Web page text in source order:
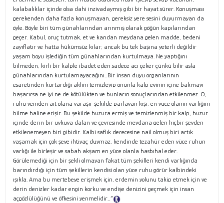
kalabalıklar içinde olsa dahi inzivadaymış gibi bir hayat sürer. Konuşması
gerekenden daha fazla konuşmayan, gereksiz yere sesini duyurmayan da
öyle. Böyle biri tüm günahlarından arınmış olarak göğün kapılarından
geçer. Kabul, oruç tutmak, et ve kandan meydana gelen madde, bedeni
zayıflatır ve hatta hükümsüz kılar; ancak bu tek başına yeterli değildir
yaşam boyu işlediğin tüm günahlarından kurtulmaya. Ne yaptığını
bilmeden, kirli bir kalple ibadet eden sadece acı çeker çünkü bilir asla
günahlarından kurtulamayacağını…Bir insan duyu organlarının
esaretinden kurtardığı aklını temizleyip onunla kalp evinin içine bakmayı
başarırsa ne iyi ne de kötülükten ve bunların sonuçlarından etkilenmez. O,
ruhu yeniden ait olana yaraşır şekilde parlayan kişi, en yüce olanın varlığını
bilme haline erişir. Bu şekilde huzura ermiş ve temizlenmiş bir kalp, huzur
içinde derin bir uykuya dalan ve çevresinde meydana gelen hiçbir şeyden
etkilenemeyen biri gibidir. Kalbi saflık derecesine nail olmuş biri artık
yaşamak için çok şeye ihtiyaç duymaz, kendinde tezahür eden yüce ruhun
varlığı ile birleşir ve sabah akşam en yüce olanla hasbıhal eder.
Görülemediği için bir şekli olmayan fakat tüm şekilleri kendi varlığında
barındırdığı için tüm şekillerin kendisi olan yüce ruhu görür kalbindeki
ışıkla. Ama bu mertebeye erişmek için, erdemin yolunu takip etmek için ve
derin denizler kadar engin korku ve endişe denizini geçmek için insan
açgözlülüğünü ve öfkesini yenmelidir…”